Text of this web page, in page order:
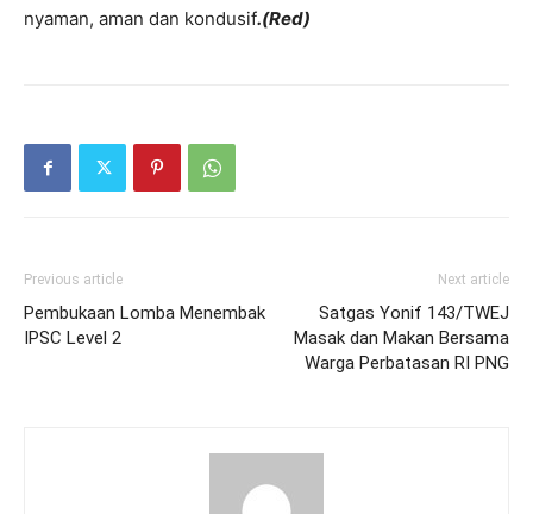
nyaman, aman dan kondusif.(Red)
Previous article
Pembukaan Lomba Menembak
IPSC Level 2
Next article
Satgas Yonif 143/TWEJ
Masak dan Makan Bersama
Warga Perbatasan RI PNG